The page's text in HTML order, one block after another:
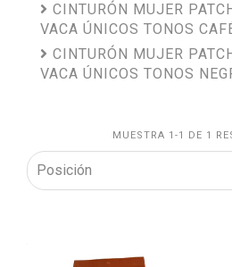
CINTURÓN MUJER
VACA ÚNICOS TONOS
CINTURÓN MUJER
VACA ÚNICOS TONOS
MUESTRA 1-1 DE 1